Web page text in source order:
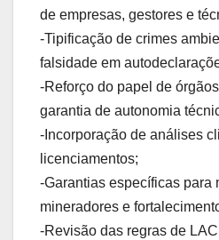
de empresas, gestores e
-Tipificação de crimes
falsidade em
-Reforço do papel de
garantia de autonomia
-Incorporação de análises
licenciamentos;
-Garantias específicas para
mineradores e
-Revisão das regras de